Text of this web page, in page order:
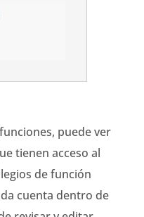
puede ver
tienen acceso al
de función
cuenta dentro de